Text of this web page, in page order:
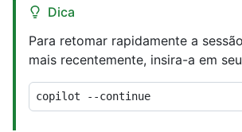
Dica
Para retomar rapidamente a
mais recentemente, insira-a em